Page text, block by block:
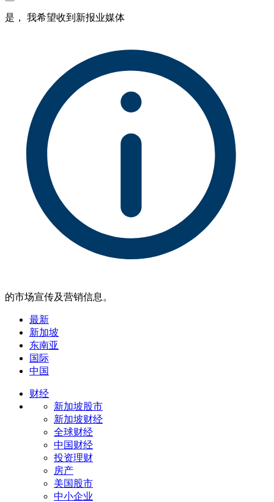
是， 我希望收到新报业媒体
的市场宣传及营销信息。
最新
新加坡
东南亚
国际
中国
财经
新加坡股市
新加坡财经
全球财经
中国财经
投资理财
房产
美国股市
中小企业